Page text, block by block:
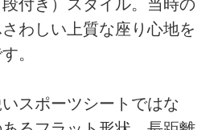
付き）スタイル。当時の
わしい上質な座り心地を
。
スポーツシートではな